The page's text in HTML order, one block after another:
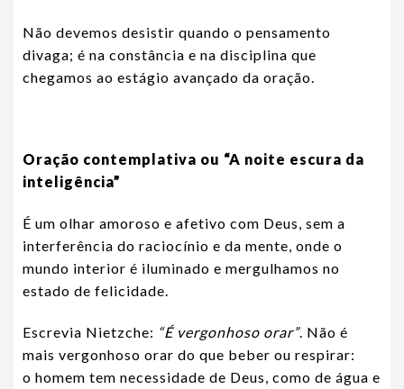
Não devemos desistir quando o pensamento
divaga; é na constância e na disciplina que
chegamos ao estágio avançado da oração.
Oração contemplativa ou “A noite escura da
inteligência”
É um olhar amoroso e afetivo com Deus, sem a
interferência do raciocínio e da mente, onde o
mundo interior é iluminado e mergulhamos no
estado de felicidade.
Escrevia Nietzche: “É vergonhoso orar”. Não é
mais vergonhoso orar do que beber ou respirar:
o homem tem necessidade de Deus, como de água e